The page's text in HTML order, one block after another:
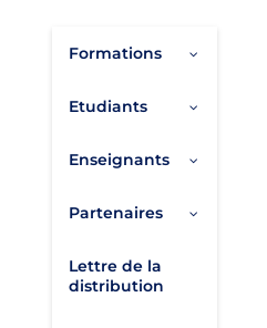
Formations
Etudiants
Enseignants
Partenaires
Lettre de la
distribution